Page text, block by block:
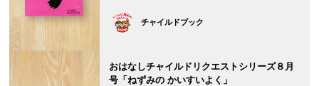
チャイルドブック
おはなしチャイルドリクエストシリーズ８月
号「ねずみの かいすいよく」